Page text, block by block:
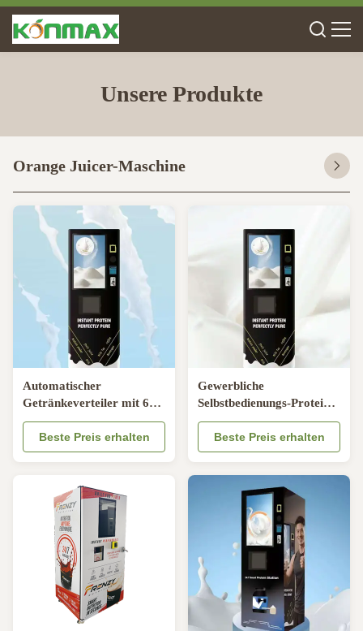
Unsere Produkte
Orange Juicer-Maschine
Automatischer
Getränkeverteiler mit 6
Materialboxen eingebautes
Mischsystem und Karte
Münze Bargeld Online-
Beste Preis erhalten
Gewerbliche
Selbstbedienungs-Protein-
Getränke-
Verkaufsautomat mit
1800W Nennleistung, 6
einstellbarer
Wassertemperatur 5-99°C
Beste Preis erhalten